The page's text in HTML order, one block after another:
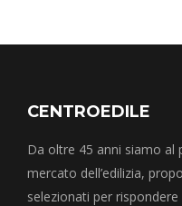
CENTROEDILE
Da oltre 45 anni siamo al
mercato dell’edilizia,
selezionati per